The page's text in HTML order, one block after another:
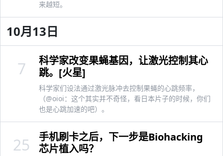
来越短。
10月13日
科学家改变果蝇基因，让激光控制其心
跳。[火星]
科学家们设法通过激光脉冲去控制果蝇的心跳频率，
（@oioi：这个其实并不奇怪，看日本片子的时候，你们
也是心跳加速的吧）。
7
手机刷卡之后，下一步是Biohacking
芯片植入吗？
25